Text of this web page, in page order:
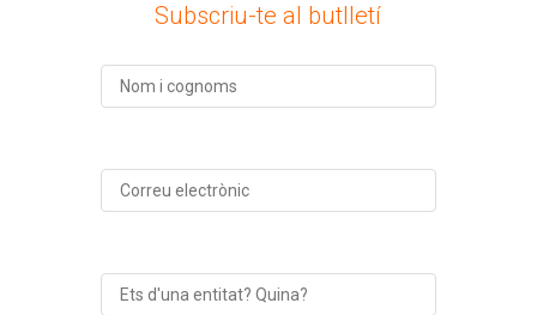
Subscriu-te al butlletí